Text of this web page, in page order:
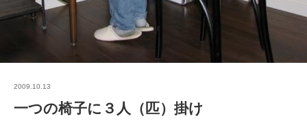
2009.10.13
一つの椅子に３人（匹）掛け